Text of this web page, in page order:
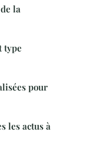
la
type
pour
les actus à